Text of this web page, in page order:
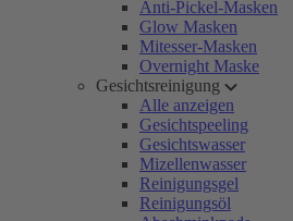
Anti-Pickel-Masken
Glow Masken
Mitesser-Masken
Overnight Maske
Gesichtsreinigung
Alle anzeigen
Gesichtspeeling
Gesichtswasser
Mizellenwasser
Reinigungsgel
Reinigungsöl